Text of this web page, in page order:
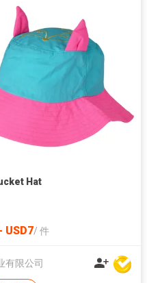
Hat
USD7/ 件
有限公司